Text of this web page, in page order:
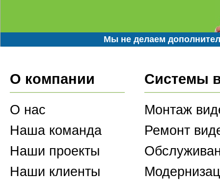
Мы не делаем
О компании
О нас
Наша команда
Наши проекты
Наши клиенты
Системы
Монтаж
Ремонт